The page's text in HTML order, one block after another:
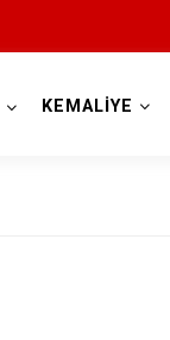
KEMALİYE